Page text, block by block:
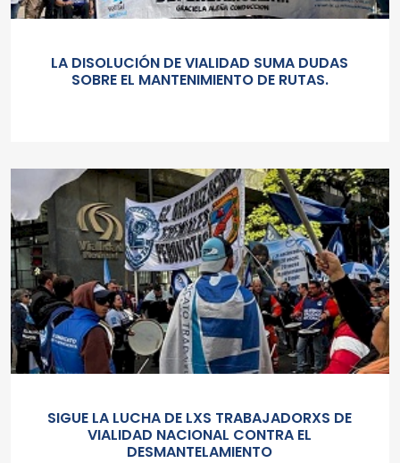
LA DISOLUCIÓN DE VIALIDAD SUMA DUDAS
SOBRE EL MANTENIMIENTO DE RUTAS.
SIGUE LA LUCHA DE LXS TRABAJADORXS DE
VIALIDAD NACIONAL CONTRA EL
DESMANTELAMIENTO